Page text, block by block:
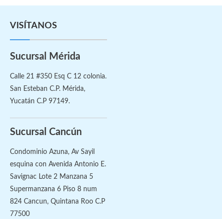
VISÍTANOS
Sucursal Mérida
Calle 21 #350 Esq C 12 colonia.
San Esteban C.P. Mérida,
Yucatán C.P 97149.
Sucursal Cancún
Condominio Azuna, Av Sayil
esquina con Avenida Antonio E.
Savignac Lote 2 Manzana 5
Supermanzana 6 Piso 8 num
824 Cancun, Quintana Roo C.P
77500